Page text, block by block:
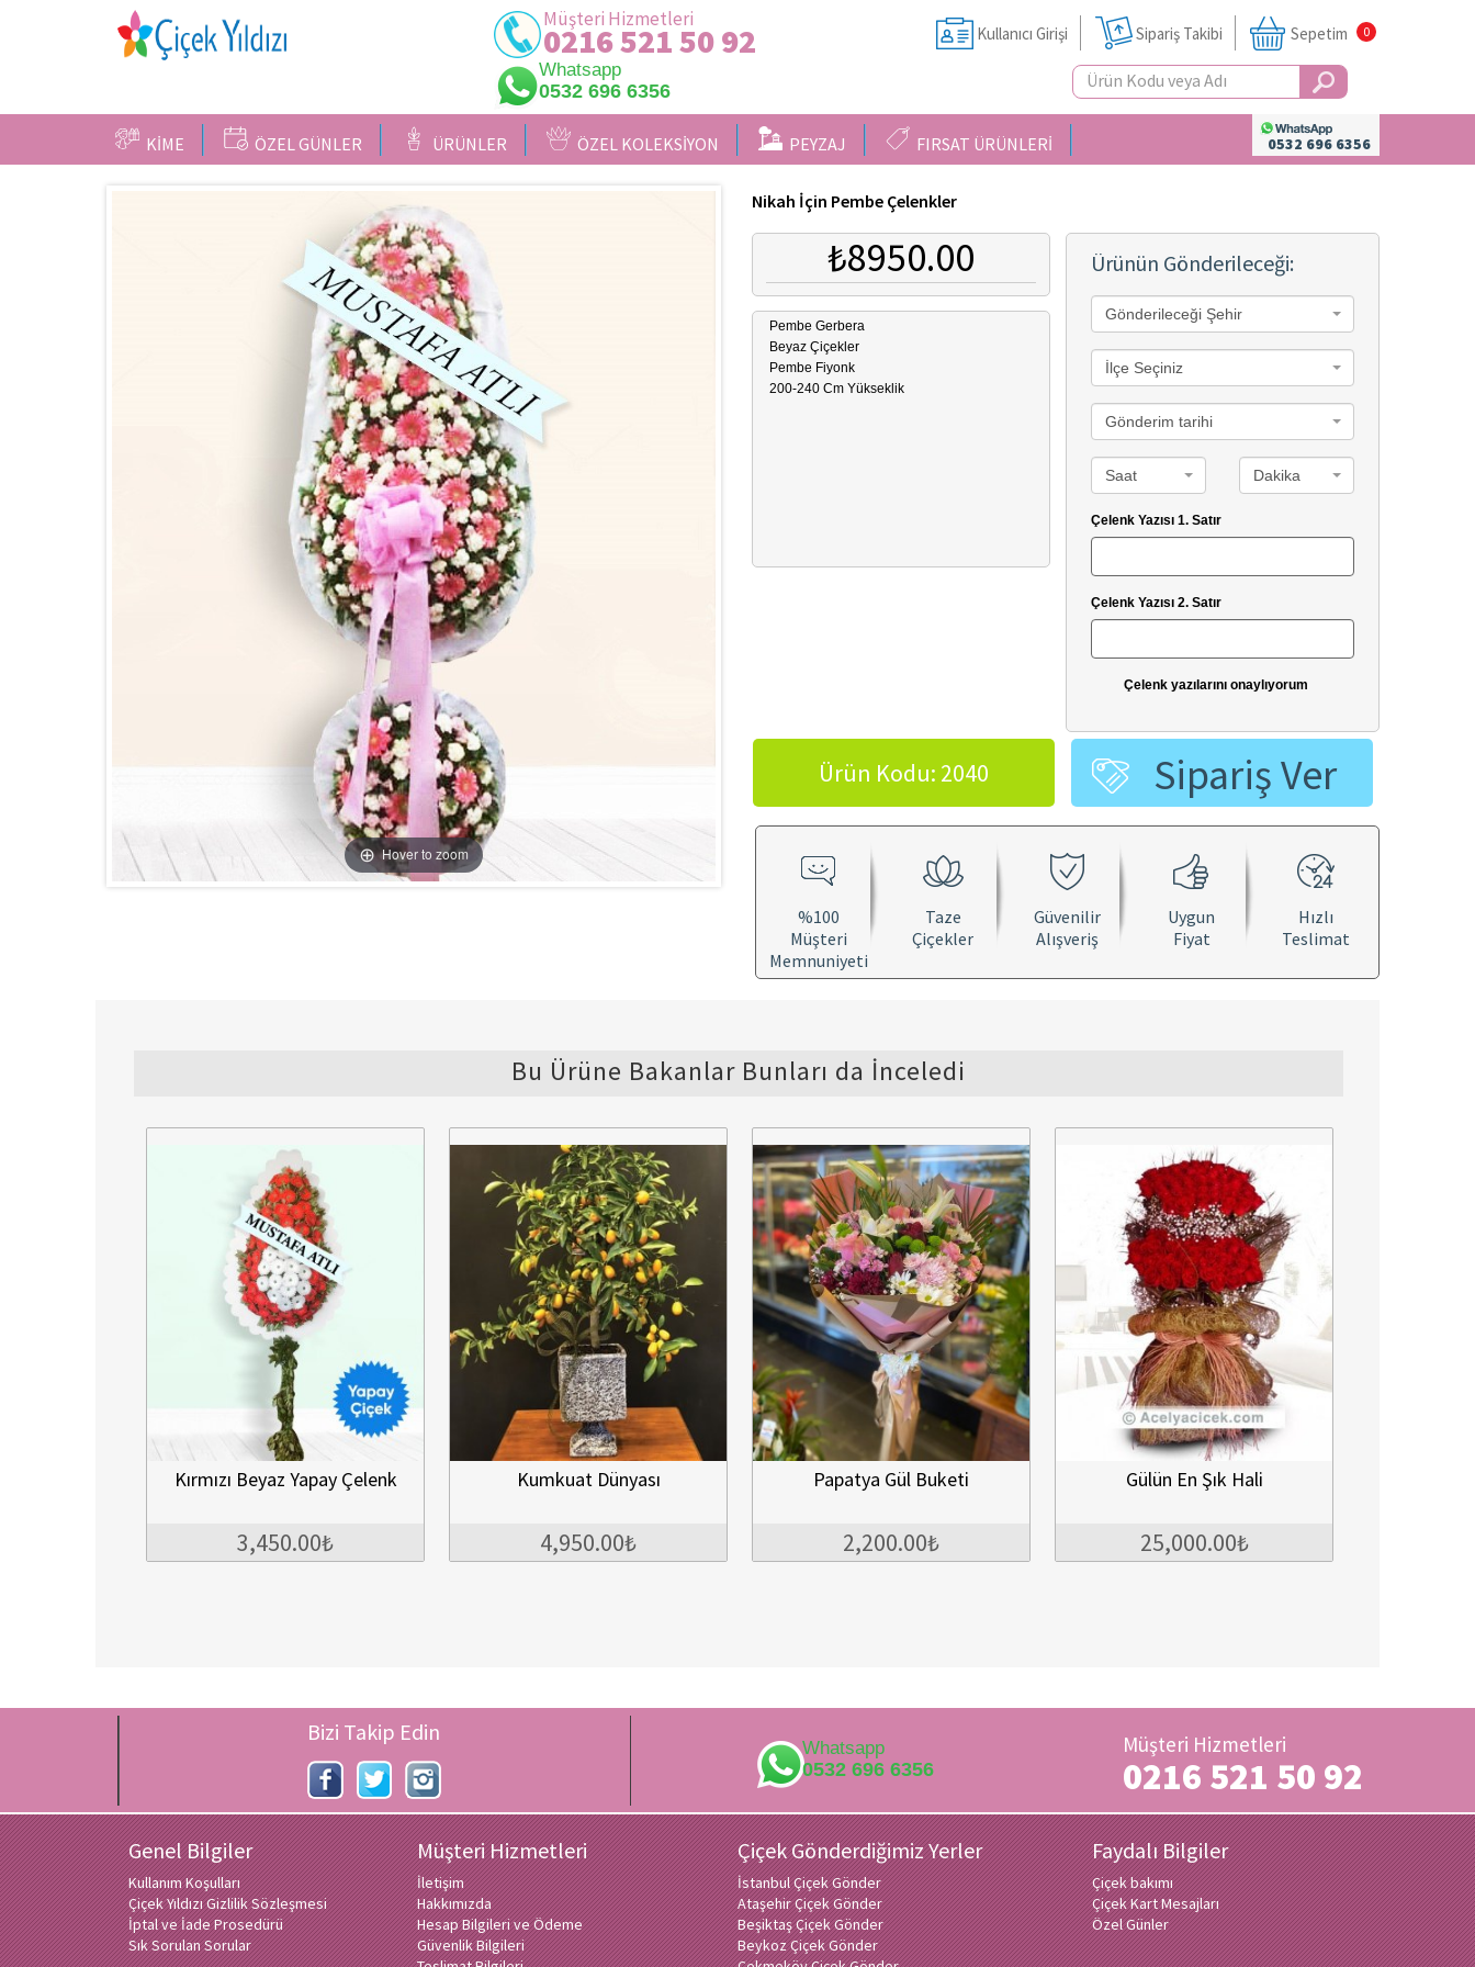
Müşteri Hizmetleri
0216 521 50 92
Whatsapp
0532 696 6356
Kullanıcı Girişi Sipariş Takibi Sepetim 0
KİME ÖZEL GÜNLER ÜRÜNLER ÖZEL KOLEKSİYON PEYZAJ FIRSAT ÜRÜNLERİ 0532 696 6356
Hover to zoom Hover to zoom
Nikah İçin Pembe Çelenkler
₺8950.00
Pembe Gerbera
Beyaz Çiçekler
Pembe Fiyonk
200-240 Cm Yükseklik
Ürünün Gönderileceği:
Gönderileceği Şehir
İlçe Seçiniz
Gönderim tarihi
Saat Dakika
Çelenk Yazısı 1. Satır
Çelenk Yazısı 2. Satır
Çelenk yazılarını onaylıyorum
Ürün Kodu: 2040 Sipariş Ver
%100
Müşteri
Memnuniyeti
Taze
Çiçekler
Güvenilir
Alışveriş
Uygun
Fiyat
Hızlı
Teslimat
Bu Ürüne Bakanlar Bunları da İnceledi
Kırmızı Beyaz Yapay Çelenk
3,450.00₺
Kumkuat Dünyası
4,950.00₺
Papatya Gül Buketi
2,200.00₺
Gülün En Şık Hali
25,000.00₺
Bizi Takip Edin Müşteri Hizmetleri
0216 521 50 92
Whatsapp
0532 696 6356
Genel Bilgiler
Kullanım Koşulları
Çiçek Yıldızı Gizlilik Sözleşmesi
İptal ve İade Prosedürü
Sık Sorulan Sorular
Müşteri Hizmetleri
İletişim
Hakkımızda
Hesap Bilgileri ve Ödeme
Güvenlik Bilgileri
Çiçek Gönderdiğimiz Yerler
İstanbul Çiçek Gönder
Ataşehir Çiçek Gönder
Beşiktaş Çiçek Gönder
Beykoz Çiçek Gönder
Faydalı Bilgiler
Çiçek bakımı
Çiçek Kart Mesajları
Özel Günler